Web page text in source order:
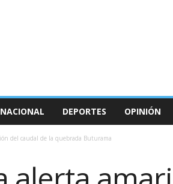
NACIONAL DEPORTES OPINIÓN
del caudal de la quebrada Buturama